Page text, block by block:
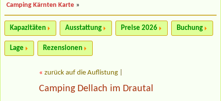
Camping Kärnten Karte »
Kapazitäten Ausstattung Preise 2026 Buchung
Lage Rezensionen
« zurück auf die Auflistung
Camping Dellach im Drautal